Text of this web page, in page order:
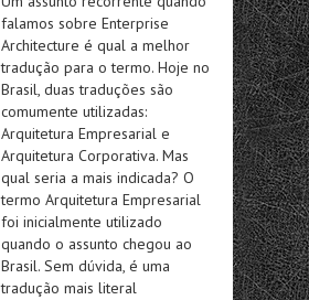
falamos sobre Enterprise
Architecture é qual a melhor
tradução para o termo. Hoje no
Brasil, duas traduções são
comumente utilizadas:
Arquitetura Empresarial e
Arquitetura Corporativa. Mas
qual seria a mais indicada? O
termo Arquitetura Empresarial
foi inicialmente utilizado
quando o assunto chegou ao
Brasil. Sem dúvida, é uma
tradução mais literal